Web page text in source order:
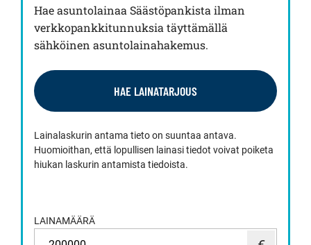
Hae asuntolainaa Säästöpankista ilman
verkkopankkitunnuksia täyttämällä
sähköinen asuntolainahakemus.
HAE LAINATARJOUS
Lainalaskurin antama tieto on suuntaa antava.
Huomioithan, että lopullisen lainasi tiedot voivat poiketa
hiukan laskurin antamista tiedoista.
LAINAMÄÄRÄ